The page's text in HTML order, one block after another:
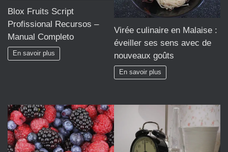
Blox Fruits Script
Profissional Recursos –
Manual Completo
En savoir plus
Virée culinaire en Malaise :
éveiller ses sens avec de
nouveaux goûts
En savoir plus